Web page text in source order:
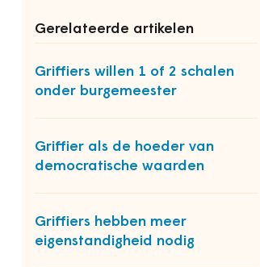
Gerelateerde artikelen
Griffiers willen 1 of 2 schalen
onder burgemeester
Griffier als de hoeder van
democratische waarden
Griffiers hebben meer
eigenstandigheid nodig